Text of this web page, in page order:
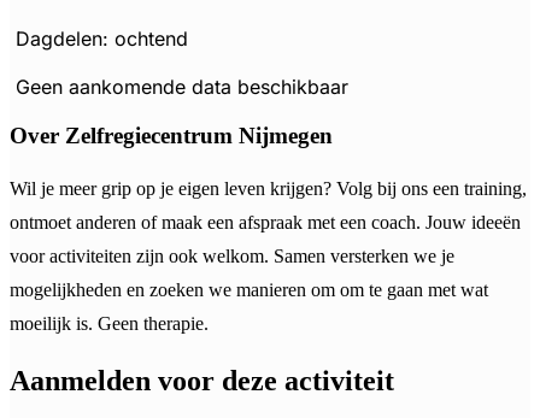
Dagdelen: ochtend
Geen aankomende data beschikbaar
Over Zelfregiecentrum Nijmegen
Wil je meer grip op je eigen leven krijgen? Volg bij ons een training,
ontmoet anderen of maak een afspraak met een coach. Jouw ideeën
voor activiteiten zijn ook welkom. Samen versterken we je
mogelijkheden en zoeken we manieren om om te gaan met wat
moeilijk is. Geen therapie.
Aanmelden voor deze activiteit